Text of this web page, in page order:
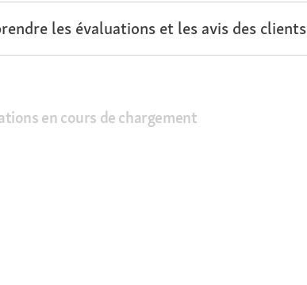
les évaluations et les avis des clients
en cours de chargement